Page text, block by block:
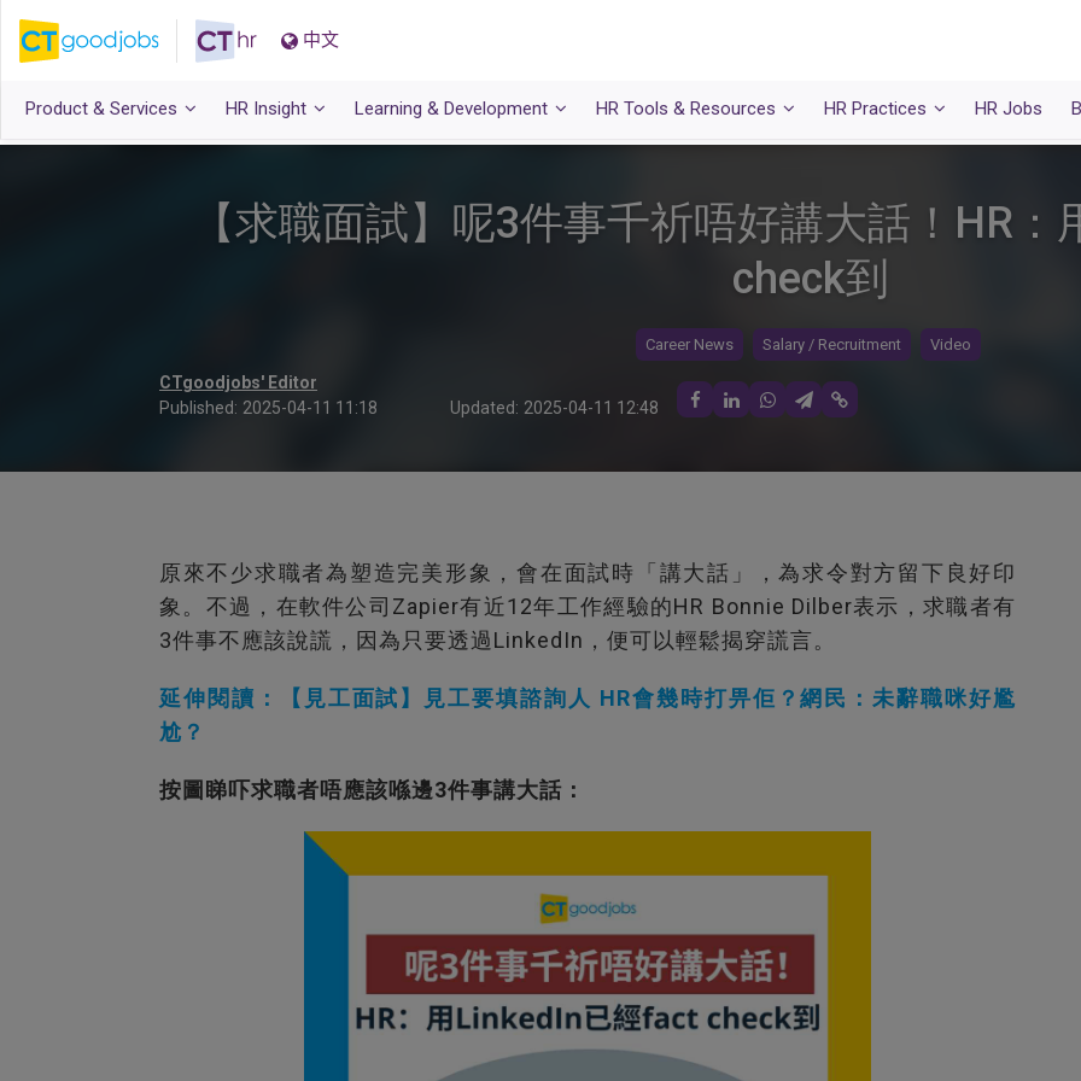
中文
Product & Services HR Insight Learning & Development HR Tools & Resources HR Practices HR Jobs
【求職面試】呢3件事千祈唔好講大話！HR
check到
Career News Salary / Recruitment Video
CTgoodjobs' Editor
Published: 2025-04-11 11:18 Updated: 2025-04-11 12:48
原來不少求職者為塑造完美形象，會在面試時「講大話」，為求令對方留下良好印
象。不過，在軟件公司Zapier有近12年工作經驗的HR Bonnie Dilber表示，求職者有
3件事不應該說謊，因為只要透過LinkedIn，便可以輕鬆揭穿謊言。
延伸閱讀：【見工面試】見工要填諮詢人 HR會幾時打畀佢？網民：未辭職咪好尷
尬？
按圖睇吓求職者唔應該喺邊3件事講大話：